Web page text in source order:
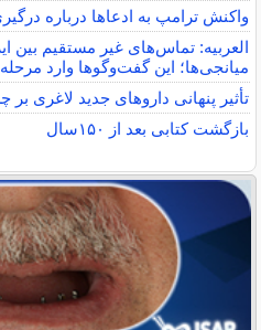
واکنش ترامپ به ادعاها درباره
العربیه: تماس‌های غیر مستقیم بین
میانجی‌ها؛ این گفت‌و‌گو‌ها وارد
تأثیر پنهانی داروهای جدید لاغری بر
بازگشت کتابی بعد از ۱۵۰سال